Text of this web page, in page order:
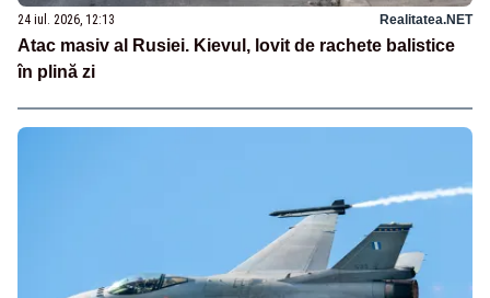
24 iul. 2026, 12:13 Realitatea.NET
Atac masiv al Rusiei. Kievul, lovit de rachete balistice
în plină zi